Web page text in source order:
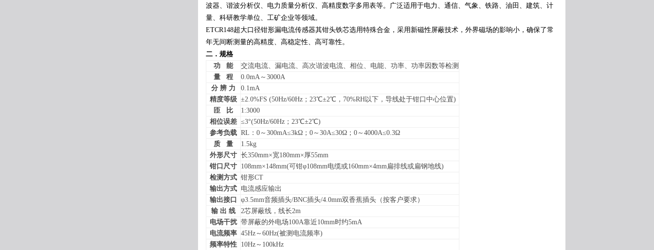
波器、谐波分析仪、电力质量分析仪、高精度数字多用表等。广泛适用于电力、通信、气象、铁路、油田、建筑、计
量、科研教学单位、工矿企业等领域。
ETCR148超大口径钳形漏电流传感器其钳头铁芯选用特殊合金，采用新磁性屏蔽技术，外界磁场的影响小，确保了常
年无间断测量的高精度、高稳定性、高可靠性。
二． 规格
功
能
交流电流、漏电流、高次谐波电流、相位、电能、功率、功率因数等检测
量
程 0.0mA～ 3000A
分 辨 力
0.1mA
精度等级 ±2.0%FS (50Hz/60Hz； 23℃±2℃， 70%RH以下，导线处于钳口中心位置)
匝
比
1:3000
相位误差 ≤3°(50Hz/60Hz； 23℃±2℃)
参考负载 RL ： 0～ 300mA≤3kΩ； 0～ 30A≤30Ω； 0～ 4000A≤0.3Ω
质
量
1.5kg
外形尺寸 长350mm×宽180mm×厚55mm
钳口尺寸
108mm×148mm(可钳φ108mm电缆或160mm×4mm扁排线或扁钢地线)
检测方式 钳形CT
输出方式
电流感应输出
输出接口
φ3.5mm音频插头/BNC插头/4.0mm双香蕉插头（按客户要求）
输 出 线
2芯屏蔽线，线长2m
电场干扰 带屏蔽的外电场100A靠近10mm时约5mA
电流频率 45Hz～ 60Hz(被测电流频率)
频率特性
10Hz～ 100kHz